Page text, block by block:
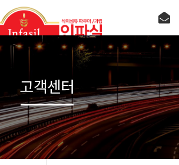
고객센터